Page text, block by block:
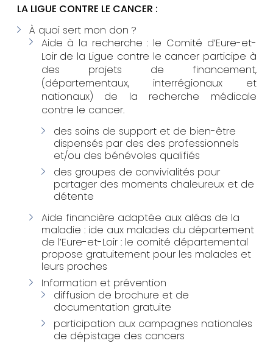
LA LIGUE CONTRE LE CANCER :
À quoi sert mon don ?
Aide à la recherche : le Comité d’Eure-et-
Loir de la Ligue contre le cancer participe à
des projets de financement,
(départementaux, interrégionaux et
nationaux) de la recherche médicale
contre le cancer.
des soins de support et de bien-être
dispensés par des des professionnels
et/ou des bénévoles qualifiés
des groupes de convivialités pour
partager des moments chaleureux et de
détente
Aide financière adaptée aux aléas de la
maladie : ide aux malades du département
de l’Eure-et-Loir : le comité départemental
propose gratuitement pour les malades et
leurs proches
Information et prévention
diffusion de brochure et de
documentation gratuite
participation aux campagnes nationales
de dépistage des cancers